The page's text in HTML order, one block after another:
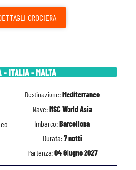
CROCIERA
- ITALIA - MALTA
Destinazione:Mediterraneo
Nave:MSC World Asia
Imbarco:Barcellona
Durata:7 notti
Partenza:04 Giugno 2027